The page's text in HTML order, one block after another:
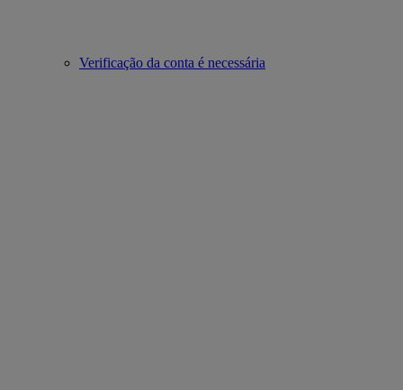
Verificação da conta é necessária